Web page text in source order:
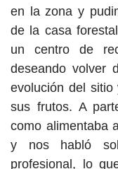
en la zona y
de la casa
un centro de
deseando volver
evolución del
sus frutos. A
como alimentaba
y nos habló
profesional, lo